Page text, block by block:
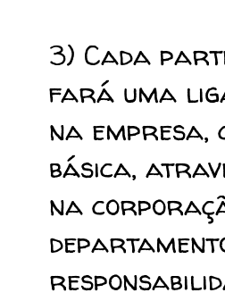
3) Cada
fará uma
na
básica,
na